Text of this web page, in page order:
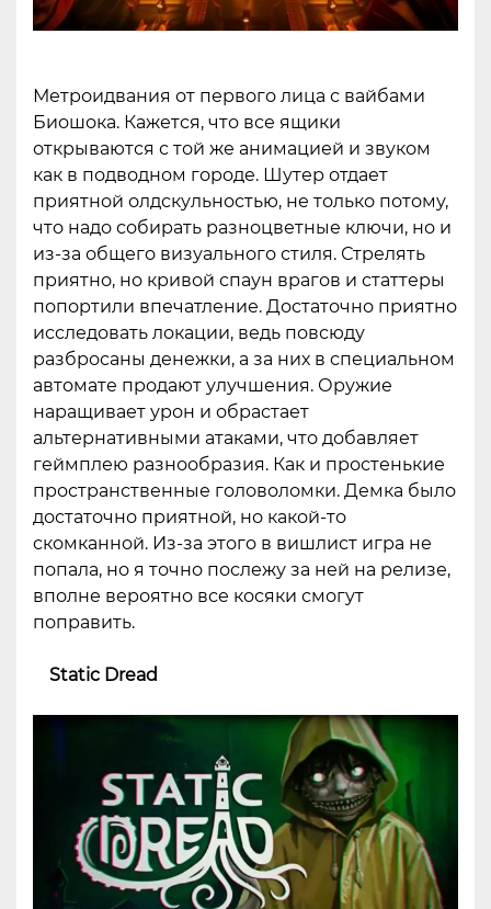
Метроидвания от первого лица с вайбами
Биошока. Кажется, что все ящики
открываются с той же анимацией и звуком
как в подводном городе. Шутер отдает
приятной олдскульностью, не только потому,
что надо собирать разноцветные ключи, но и
из-за общего визуального стиля. Стрелять
приятно, но кривой спаун врагов и статтеры
попортили впечатление. Достаточно приятно
исследовать локации, ведь повсюду
разбросаны денежки, а за них в специальном
автомате продают улучшения. Оружие
наращивает урон и обрастает
альтернативными атаками, что добавляет
геймплею разнообразия. Как и простенькие
пространственные головоломки. Демка было
достаточно приятной, но какой-то
скомканной. Из-за этого в вишлист игра не
попала, но я точно послежу за ней на релизе,
вполне вероятно все косяки смогут
поправить.
Static Dread